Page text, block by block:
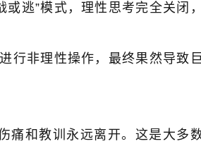
或逃”模式，理性思考完全关闭，
行非理性操作，最终果然导致
痛和教训永远离开。这是大多